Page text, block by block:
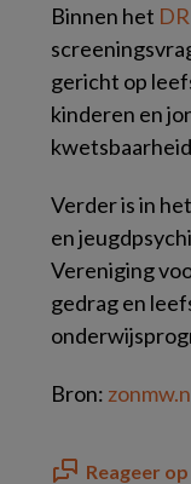
Binnen het
gericht op
kinderen en
Verder is in
en
Vereniging
gedrag en
Bron:
Reageer